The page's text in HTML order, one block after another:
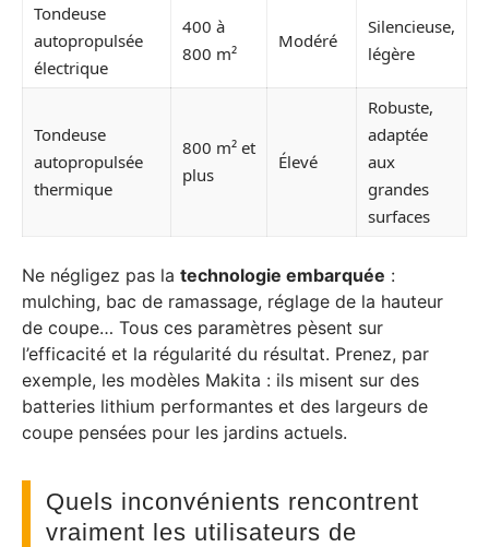
Tondeuse
autopropulsée
électrique
400 à
800 m²
Modéré
Silencieuse,
légère
Tondeuse
autopropulsée
thermique
800 m² et
plus
Élevé
Robuste,
adaptée
aux
grandes
surfaces
Ne négligez pas la technologie embarquée :
mulching, bac de ramassage, réglage de la hauteur
de coupe… Tous ces paramètres pèsent sur
l’efficacité et la régularité du résultat. Prenez, par
exemple, les modèles Makita : ils misent sur des
batteries lithium performantes et des largeurs de
coupe pensées pour les jardins actuels.
Quels inconvénients rencontrent
vraiment les utilisateurs de